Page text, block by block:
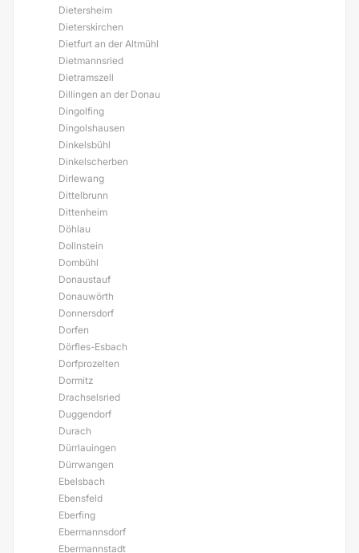
Dietersheim
Dieterskirchen
Dietfurt an der Altmühl
Dietmannsried
Dietramszell
Dillingen an der Donau
Dingolfing
Dingolshausen
Dinkelsbühl
Dinkelscherben
Dirlewang
Dittelbrunn
Dittenheim
Döhlau
Dollnstein
Dombühl
Donaustauf
Donauwörth
Donnersdorf
Dorfen
Dörfles-Esbach
Dorfprozelten
Dormitz
Drachselsried
Duggendorf
Durach
Dürrlauingen
Dürrwangen
Ebelsbach
Ebensfeld
Eberfing
Ebermannsdorf
Ebermannstadt